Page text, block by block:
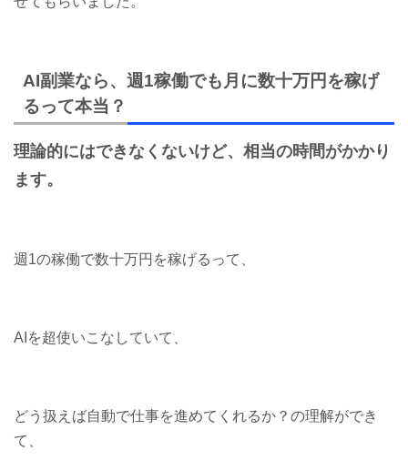
AI副業なら、週1稼働でも月に数十万円を稼げ
るって本当？
理論的にはできなくないけど、相当の時間がかかり
ます。
週1の稼働で数十万円を稼げるって、
AIを超使いこなしていて、
どう扱えば自動で仕事を進めてくれるか？の理解ができ
て、